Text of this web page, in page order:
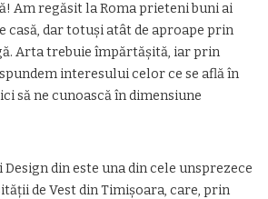
Am regăsit la Roma prieteni buni ai
casă, dar totuși atât de aproape prin
Arta trebuie împărtășită, iar prin
interesului celor ce se află în
să ne cunoască în dimensiune
din este una din cele unsprezece
de Vest din Timișoara, care, prin